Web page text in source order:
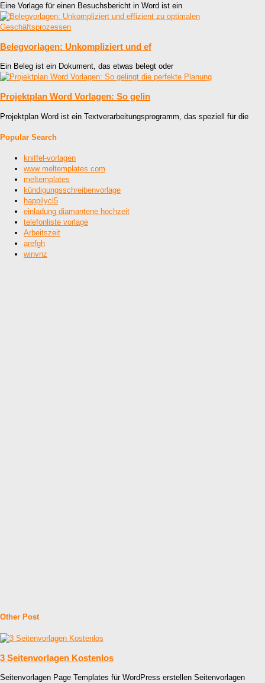
Eine Vorlage für einen Besuchsbericht in Word ist ein
Belegvorlagen: Unkompliziert und ef
Ein Beleg ist ein Dokument, das etwas belegt oder
Projektplan Word Vorlagen: So gelin
Projektplan Word ist ein Textverarbeitungsprogramm, das speziell für die
Popular Search
kniffel-vorlagen
www meltemplates com
meltemplates
kündigungsschreibenvorlage
happilycl5
einladung diamantene hochzeit
telefonliste vorlage
Arbeitszeit
arefgh
winvnz
Other Post
3 Seitenvorlagen Kostenlos
Seitenvorlagen Page Templates für WordPress erstellen Seitenvorlagen